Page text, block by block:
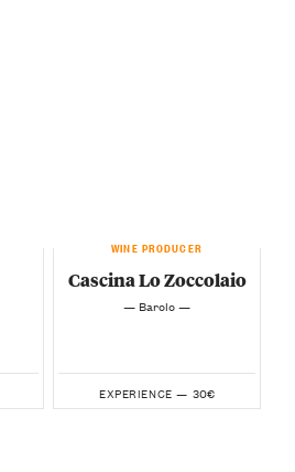
WINE PRODUCER
Cascina Lo Zoccolaio
— Barolo —
EXPERIENCE — 30€